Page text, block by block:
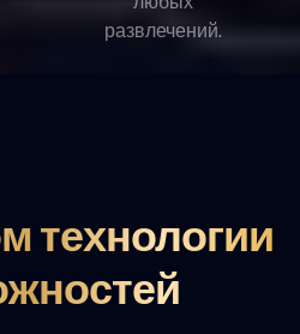
развлечений.
технологии